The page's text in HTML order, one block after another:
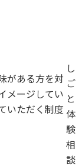
がある方を対
メージしてい
いただく制度
し
ご
と
体
験
相
談